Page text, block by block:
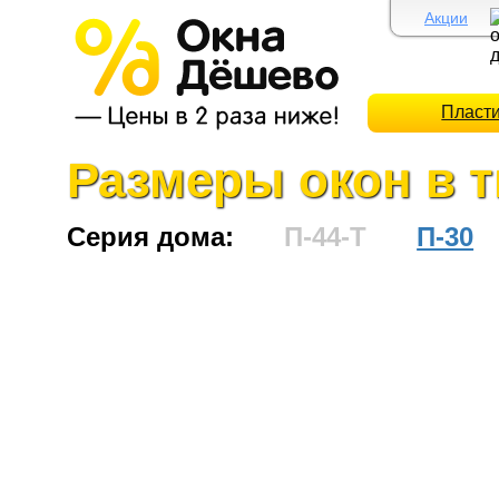
Акции
Размеры окон в
Серия дома: П-44-Т П-30